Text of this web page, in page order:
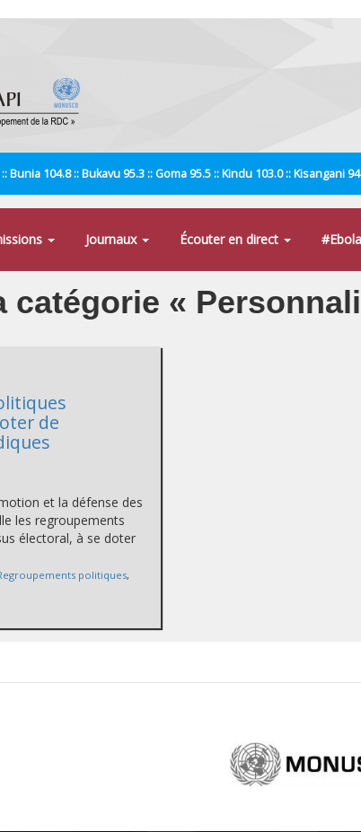
Bunia 104.8 :: Bukavu 95.3 :: Goma 95.5 :: Kindu 103.0 :: Kisangani
Journaux Écouter en direct #Ebola
catégorie «
de
et la défense des
les regroupements
électoral, à se doter
politiques,